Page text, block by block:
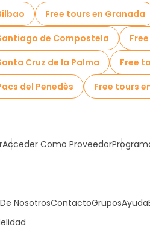
Free tours en Granada
de Compostela
Cruz de la Palma
Free
del Penedès
Free tours
Acceder Como Proveedor
NosotrosContactoGruposAyuda